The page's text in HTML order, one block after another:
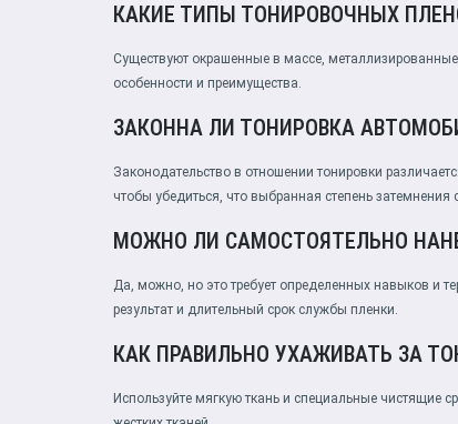
КАКИЕ ТИПЫ ТОНИРОВОЧНЫХ
Существуют окрашенные в массе,
особенности и преимущества.
ЗАКОННА ЛИ ТОНИРОВКА
Законодательство в отношении тонировки
чтобы убедиться, что выбранная степень затемнения
МОЖНО ЛИ САМОСТОЯТЕЛЬНО
Да, можно, но это требует определенных навыков и
результат и длительный срок службы пленки.
КАК ПРАВИЛЬНО УХАЖИВАТЬ ЗА
Используйте мягкую ткань и специальные чистящие